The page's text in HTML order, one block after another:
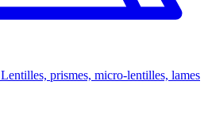
Lentilles, prismes, micro-lentilles, lames